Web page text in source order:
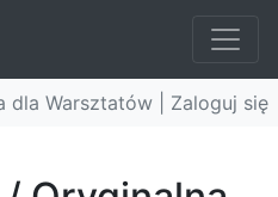
dla Warsztatów | Zaloguj się